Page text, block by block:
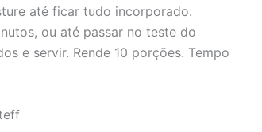
até ficar tudo incorporado.
ou até passar no teste do
e servir. Rende 10 porções. Tempo